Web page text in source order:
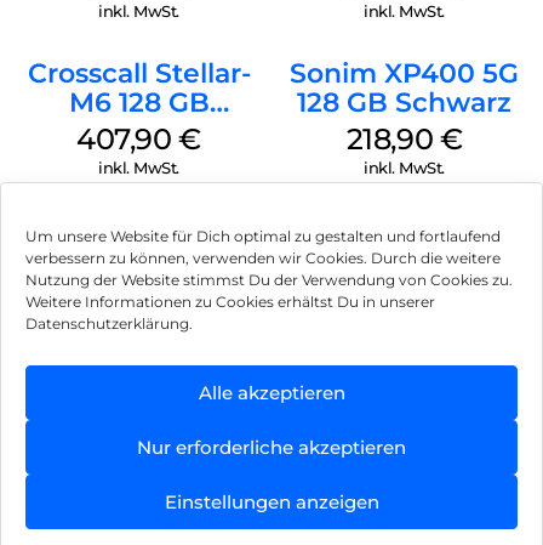
Um unsere Website für Dich optimal zu gestalten und fortlaufend
verbessern zu können, verwenden wir Cookies. Durch die weitere
Nutzung der Website stimmst Du der Verwendung von Cookies zu.
Weitere Informationen zu Cookies erhältst Du in unserer
Datenschutzerklärung.
Alle akzeptieren
Nur erforderliche akzeptieren
Einstellungen anzeigen
inkl. MwSt. inkl. MwSt.
Crosscall Stellar-
M6 128 GB
Schwarz
407,90€
inkl. MwSt.
Sonim XP400 5G
128 GB Schwarz
218,90 €
inkl. MwSt.
Impressum
Hinweis zur Batterieentsorgung
Newsletter